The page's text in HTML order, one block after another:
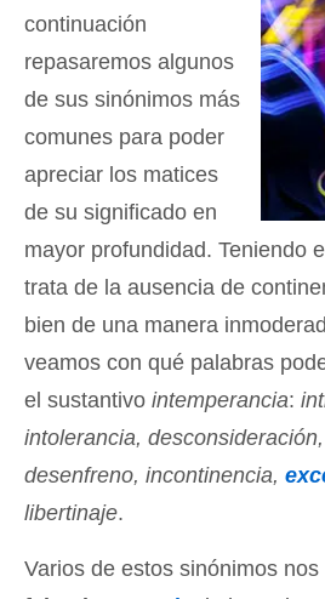
continuación
repasaremos algunos
de sus sinónimos más
comunes para poder
apreciar los matices
de su significado en
mayor profundidad. Teniendo
trata de la ausencia de
bien de una manera
veamos con qué palabras
el sustantivo intemperancia:
intolerancia,
desenfreno, incontinencia,
libertinaje.
Varios de estos sinónimos